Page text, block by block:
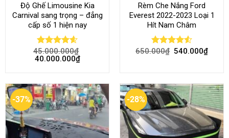
Độ Ghế Limousine Kia
Carnival sang trọng – đẳng
cấp số 1 hiện nay
Rated4.58
out of 5
45.000.000₫
40.000.000₫
Rèm Che Nắng Ford
Everest 2022-2023 Loại 1
Hít Nam Châm
Rated4.51
650.000₫ 540.000₫
-37% -28%